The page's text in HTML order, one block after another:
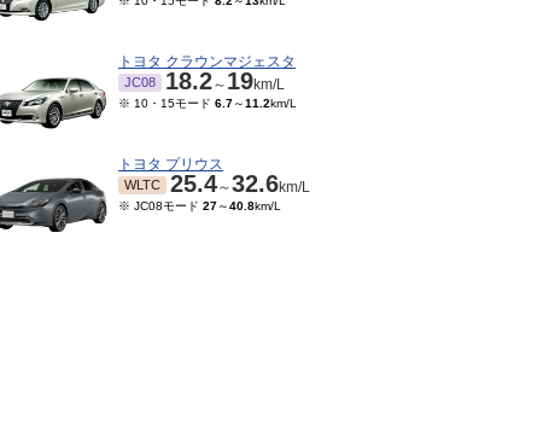
トヨタ クラウンマジェスタ
JC08 18.2～ 19km/L
※ 10・15モード 6.7～11.2km/L
トヨタ プリウス
WLTC 25.4～32.6km/L
※ JC08モード 27～40.8km/L